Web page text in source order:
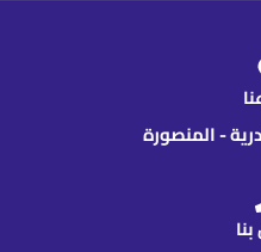
- المنصورة